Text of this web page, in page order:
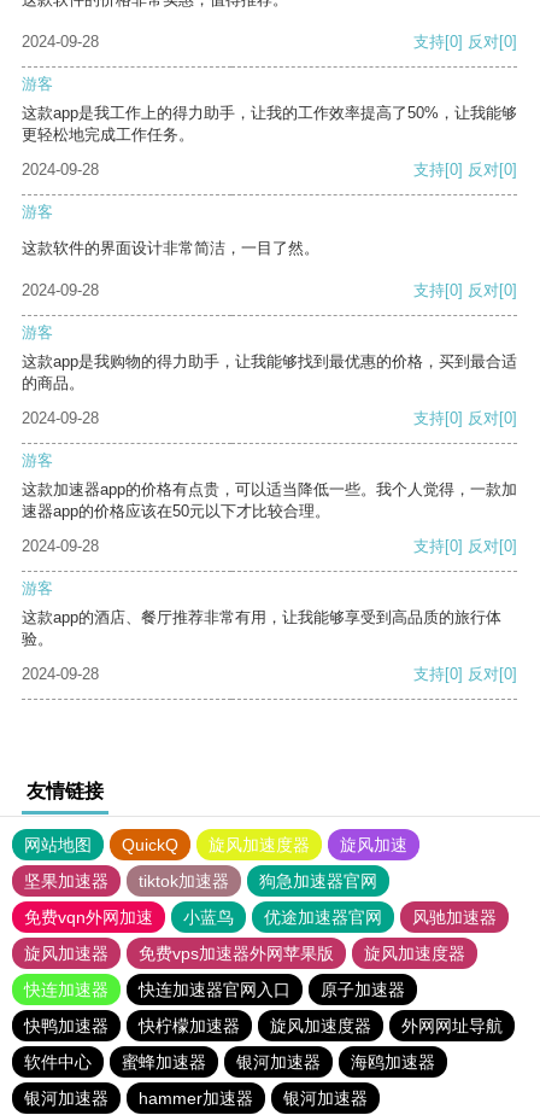
2024-09-28 支持[0] 反对[0]
游客
这款app是我工作上的得力助手，让我的工作效率提高了50%，让我能够
更轻松地完成工作任务。
2024-09-28
支持[0] 反对[0]
游客
这款软件的界面设计非常简洁，一目了然。
2024-09-28 支持[0] 反对[0]
游客
这款app是我购物的得力助手，让我能够找到最优惠的价格，买到最合适
的商品。
2024-09-28
支持[0] 反对[0]
游客
这款加速器app的价格有点贵，可以适当降低一些。我个人觉得，一款加
速器app的价格应该在50元以下才比较合理。
2024-09-28
支持[0] 反对[0]
游客
这款app的酒店、餐厅推荐非常有用，让我能够享受到高品质的旅行体
验。
2024-09-28
支持[0] 反对[0]
友情链接
网站地图 QuickQ 旋风加速度器
旋风加速
坚果加速器
tiktok加速器
狗急加速器官网
免费vqn外网加速
小蓝鸟 优途加速器官网
风驰加速器
旋风加速器
免费vps加速器外网苹果版
旋风加速度器
快连加速器
快连加速器官网入口
原子加速器
快鸭加速器
快柠檬加速器 旋风加速度器
外网网址导航
软件中心
蜜蜂加速器 银河加速器
海鸥加速器
银河加速器
hammer加速器 银河加速器